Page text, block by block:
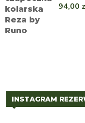
94,00
INSTAGRAM